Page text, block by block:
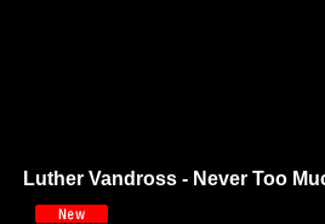
Luther Vandross - Never Too